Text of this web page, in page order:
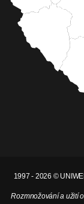
1997 - 2026 ©
Rozmnožování a užití